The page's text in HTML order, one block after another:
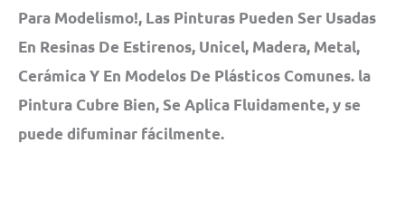
Para Modelismo!, Las Pinturas Pueden Ser Usadas
En Resinas De Estirenos, Unicel, Madera, Metal,
Cerámica Y En Modelos De Plásticos Comunes. la
Pintura Cubre Bien, Se Aplica Fluidamente, y se
puede difuminar fácilmente.